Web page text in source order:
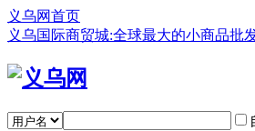
义乌网首页
义乌国际商贸城:全球最大的小商品批